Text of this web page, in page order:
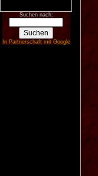
Suchen nach:
In Partnerschaft mit Google